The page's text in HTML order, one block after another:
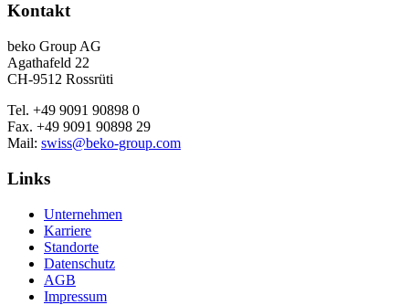
Kontakt
beko Group AG
Agathafeld 22
CH-9512 Rossrüti
Tel. +49 9091 90898 0
Fax. +49 9091 90898 29
Mail: swiss@beko-group.com
Links
Unternehmen
Karriere
Standorte
Datenschutz
AGB
Impressum